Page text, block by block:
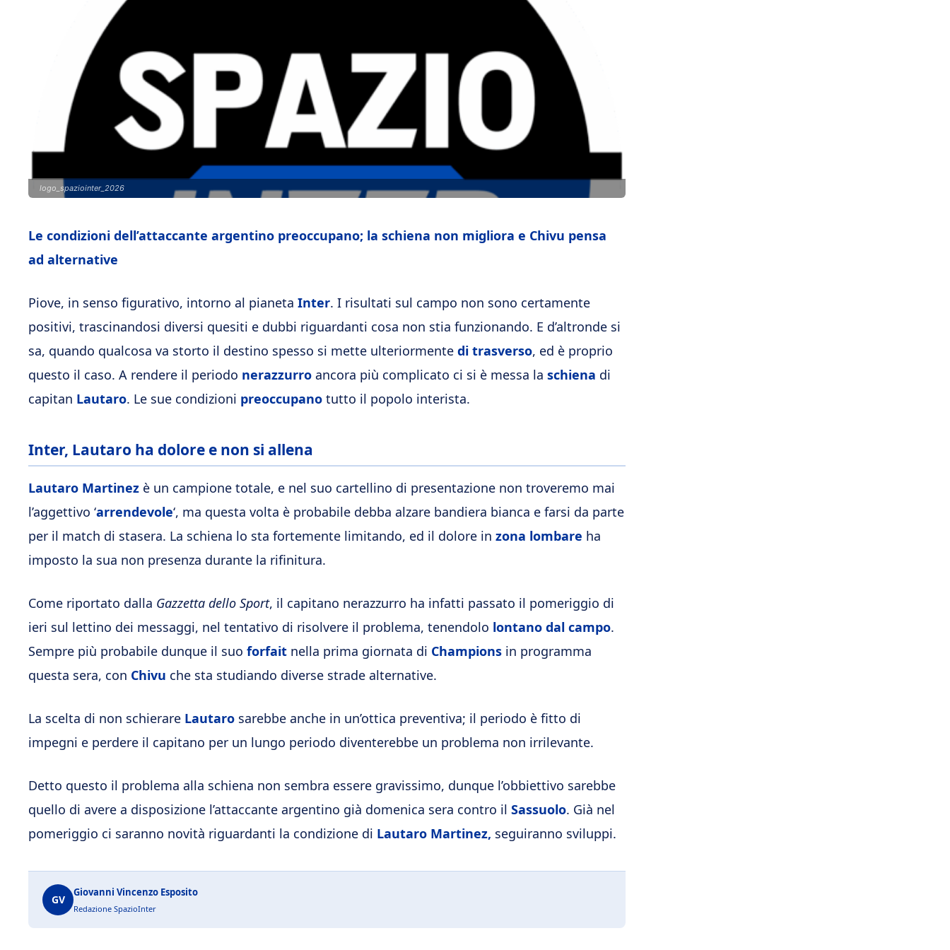
logo_spaziointer_2026
Le condizioni dell’attaccante argentino preoccupano; la schiena non migliora e Chivu pensa
ad alternative
Piove, in senso figurativo, intorno al pianeta Inter. I risultati sul campo non sono certamente
positivi, trascinandosi diversi quesiti e dubbi riguardanti cosa non stia funzionando. E d’altronde si
sa, quando qualcosa va storto il destino spesso si mette ulteriormente di trasverso, ed è proprio
questo il caso. A rendere il periodo nerazzurro ancora più complicato ci si è messa la schiena di
capitan Lautaro. Le sue condizioni preoccupano tutto il popolo interista.
Inter, Lautaro ha dolore e non si allena
Lautaro Martinez è un campione totale, e nel suo cartellino di presentazione non troveremo mai
l’aggettivo ‘arrendevole‘, ma questa volta è probabile debba alzare bandiera bianca e farsi da parte
per il match di stasera. La schiena lo sta fortemente limitando, ed il dolore in zona lombare ha
imposto la sua non presenza durante la rifinitura.
Come riportato dalla Gazzetta dello Sport, il capitano nerazzurro ha infatti passato il pomeriggio di
ieri sul lettino dei messaggi, nel tentativo di risolvere il problema, tenendolo lontano dal campo.
Sempre più probabile dunque il suo forfait nella prima giornata di Champions in programma
questa sera, con Chivu che sta studiando diverse strade alternative.
La scelta di non schierare Lautaro sarebbe anche in un’ottica preventiva; il periodo è fitto di
impegni e perdere il capitano per un lungo periodo diventerebbe un problema non irrilevante.
Detto questo il problema alla schiena non sembra essere gravissimo, dunque l’obbiettivo sarebbe
quello di avere a disposizione l’attaccante argentino già domenica sera contro il Sassuolo. Già nel
pomeriggio ci saranno novità riguardanti la condizione di Lautaro Martinez, seguiranno sviluppi.
GV
Giovanni Vincenzo Esposito
Redazione SpazioInter